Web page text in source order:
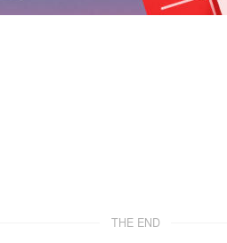
THE END